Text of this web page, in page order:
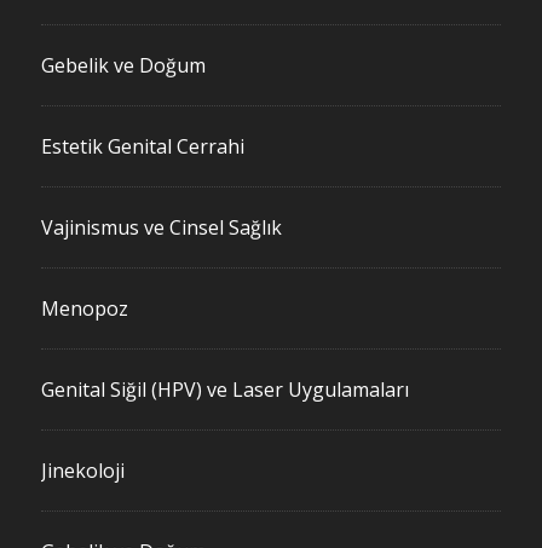
Gebelik ve Doğum
Estetik Genital Cerrahi
Vajinismus ve Cinsel Sağlık
Menopoz
Genital Siğil (HPV) ve Laser Uygulamaları
Jinekoloji